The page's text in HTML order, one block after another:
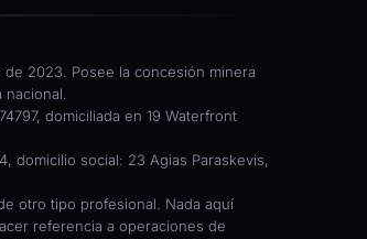
de 2023. Posee la concesión minera
domiciliada en 19 Waterfront
domicilio social: 23 Agias Paraskevis,
otro tipo profesional. Nada aquí
referencia a operaciones de